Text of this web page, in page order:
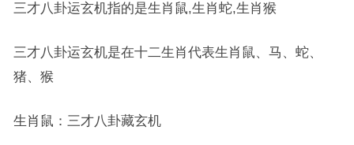
三才八卦运玄机指的是生肖鼠,生肖蛇,生肖猴
三才八卦运玄机是在十二生肖代表生肖鼠、马、蛇、
猪、猴
生肖鼠：三才八卦藏玄机